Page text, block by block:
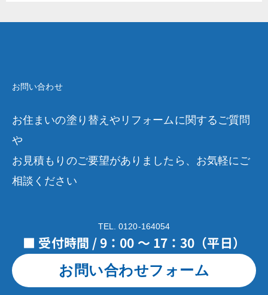
お問い合わせ
お住まいの塗り替えやリフォームに関するご質問
や
お見積もりのご要望がありましたら、お気軽にご
相談ください
TEL. 0120-164054
■ 受付時間 / 9：00 ～ 17：30（平日）
お問い合わせフォーム